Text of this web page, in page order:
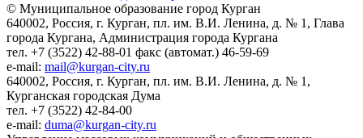
© Муниципальное образование город Курган
640002, Россия, г. Курган, пл. им. В.И. Ленина, д. № 1, Глава
города Кургана, Администрация города Кургана
тел. +7 (3522) 42-88-01 факс (автомат.) 46-59-69
e-mail: mail@kurgan-city.ru
640002, Россия, г. Курган, пл. им. В.И. Ленина, д. № 1,
Курганская городская Дума
тел. +7 (3522) 42-84-00
e-mail: duma@kurgan-city.ru